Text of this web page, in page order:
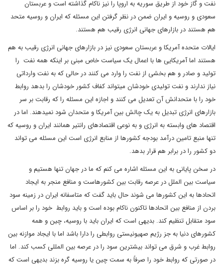
نفت و گاز خود از طریق سوریه به اروپا را نیز ناکام گذاشته است و عربستان
سعودی و روسیه و ایران ضمن در نظر گرفتن این مسئله که ایران و روسیه متحد
هم هستند در بازارهای جهانی انرژی رقیب هم هستند.
ایالات متحده آمریکا و عربستان سعودی نیز در بازارهای جهانی انرژی رقیب به هم
هستند اما آمریکایی ها با اعمال یک سیاست خاص مبنی بر اینکه همه نفت را
تولید و صادر و هم بخشی از نفت را وارد می کنند در حالی که به نفت وارداتی
نیاز ندارند و نفت تولیدی خودشان میتواند کفاف کشور خودشان را بدهد روابط
خود را با متحدانش آن تعدیل می کنند و اجازه این مسئله را که رقابت بر سر
بازارهای انرژی تبدیل به یک چالش بین آمریکا و متحدان شود نمیدهند. اما در
اقتصاد های وابسته به انرژی و به نوعی اقتصادهای رانتیر همانند ایران و روسیه که
تنها منبع تامین درآمد بودجه کشورها از منابع انرژی است این مسئله می تواند
دو کشور را در برابر هم قرار بدهد.
در سخن پایانی به این مسئله اشاره می کنم که ما در جهان تنها هستیم و
سیاست بین الملل در عرصه رقابت بین کشورهاست و منافع منجر به ایجاد
اتحادها به این کشورها می شوند حال باید گفت که متاسفانه ایران در زمینه سود
بردن از منافع بین اتحادها تاکنون ناکام بوده است و باید روابط خود را بر اساس
سود متقابل تنظیم کند. بدیهی است که ایران باید با روسیه، چین و همه
کشورهای دنیا به جز رژیم صهیونیستی روابطی را دارا باشد اما با ایجاد موازنه بین
روابط غرب و شرق می تواند بیشترین سود را در عرصه بین المللی کسب کند. اما
در صورتی که روابط خود را صرفاً به سمت چین یا روسیه گره بزند بدیهی است که